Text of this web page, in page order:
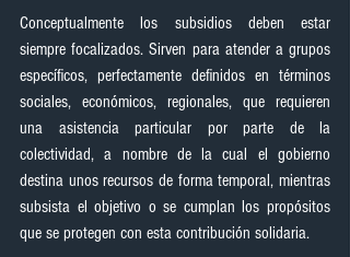
Conceptualmente los subsidios deben estar
siempre focalizados. Sirven para atender a grupos
específicos, perfectamente definidos en términos
sociales, económicos, regionales, que requieren
una asistencia particular por parte de la
colectividad, a nombre de la cual el gobierno
destina unos recursos de forma temporal, mientras
subsista el objetivo o se cumplan los propósitos
que se protegen con esta contribución solidaria.